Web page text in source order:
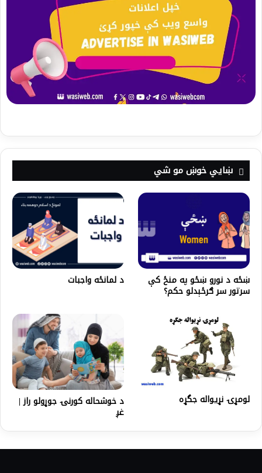
ښايي خوښ مو شي
ښځه د نورو ښځو په منځ کې
سرتور سر ګرځېدلو حکم؟
د لمانځه واجبات
لومړۍ نړيواله جگړه د خوشحاله کورنۍ جوړولو راز |
غږ